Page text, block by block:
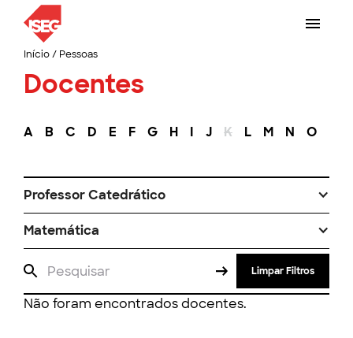
Início/ Pessoas
Docentes
A B C D E F G H I J K L M N O
Professor Catedrático
Matemática
Limpar Filtros
Não foram encontrados docentes.